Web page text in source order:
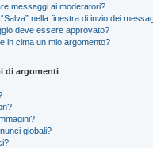
messaggi ai moderatori?
nella finestra di invio dei
deve essere approvato?
in cima un mio argomento?
di argomenti
globali?